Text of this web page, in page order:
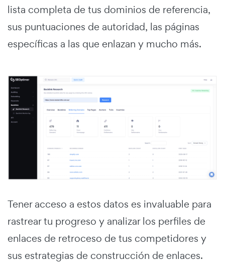
lista completa de tus dominios de referencia,
sus puntuaciones de autoridad, las páginas
específicas a las que enlazan y mucho más.
Tener acceso a estos datos es invaluable para
rastrear tu progreso y analizar los perfiles de
enlaces de retroceso de tus competidores y
sus estrategias de construcción de enlaces.